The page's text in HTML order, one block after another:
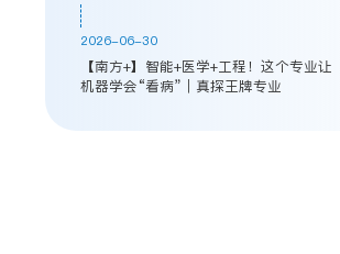
2026-06-30
【南方+】智能+医学+工程！这个专业让
机器学会“看病”｜真探王牌专业